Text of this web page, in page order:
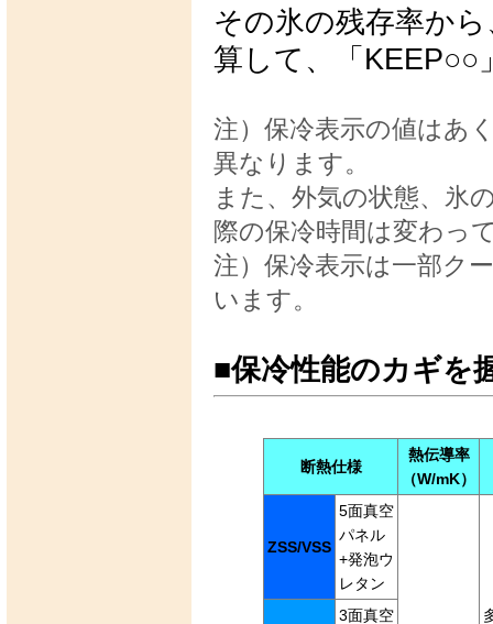
その氷の残存率か
算して、「KEEP○○
注）保冷表示の値はあ
異なります。
また、外気の状態、氷
際の保冷時間は変わっ
注）保冷表示は一部ク
います。
■保冷性能のカギを
断熱仕様
熱伝導率
（W/mK）
ZSS/VSS
5面真空
パネル
+発泡ウ
レタン
3面真空